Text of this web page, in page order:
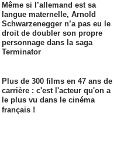
Même si l’allemand est sa
langue maternelle, Arnold
Schwarzenegger n’a pas eu le
droit de doubler son propre
personnage dans la saga
Terminator
Plus de 300 films en 47 ans de
carrière : c'est l'acteur qu'on a
le plus vu dans le cinéma
français !